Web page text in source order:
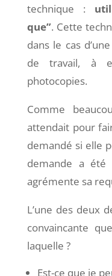
technique :
que”. Cette
dans le cas
de travail, à
photocopies.
Comme
attendait pour
demandé si elle
demande a été
agrémente sa
L’une des deux
convaincante
laquelle ?
Est-ce que je